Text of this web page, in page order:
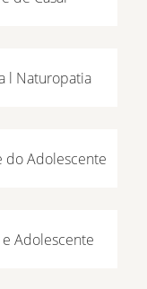
l Naturopatia
do Adolescente
Adolescente